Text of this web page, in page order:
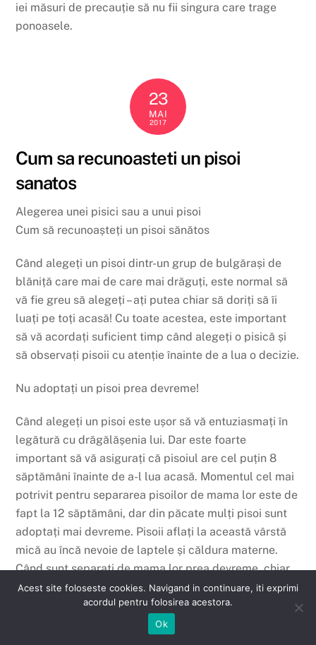
iei măsuri de precauție să nu fii singura care trage
ponoasele.
23
MAI
2017
Cum sa recunoasteti un pisoi
sanatos
Alegerea unei pisici sau a unui pisoi
Cum să recunoașteți un pisoi sănătos
Când alegeți un pisoi dintr-un grup de bulgărași de
blăniță care mai de care mai drăguți, este normal să
vă fie greu să alegeți – ați putea chiar să doriți să îi
luați pe toți acasă! Cu toate acestea, este important
să vă acordați suficient timp când alegeți o pisică și
să observați pisoii cu atenție înainte de a lua o decizie.
Nu adoptați un pisoi prea devreme!
Când alegeți un pisoi este ușor să vă entuziasmați în
legătură cu drăgălășenia lui. Dar este foarte
important să vă asigurați că pisoiul are cel puțin 8
săptămâni înainte de a-l lua acasă. Momentul cel mai
potrivit pentru separarea pisoilor de mama lor este de
fapt la 12 săptămâni, dar din păcate mulți pisoi sunt
adoptați mai devreme. Pisoii aflați la această vârstă
mică au încă nevoie de laptele și căldura materne.
Când sunt separați de mama lor prea devreme, chiar
dacă noul stăpân va avea mare grijă de ei, pisoii pot
suferi de diaree cronică, pot slăbi și se pot îmbolnăvi.
Pisoii care trec prin această situație nu prea au șanse
Acest site foloseste cookies. Navigand in continuare, iti exprimi
acordul pentru folosirea acestora.
Ok